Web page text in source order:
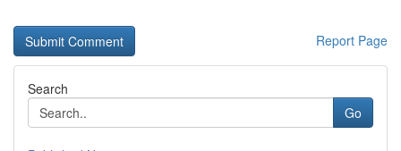
Report Page
Search
Go